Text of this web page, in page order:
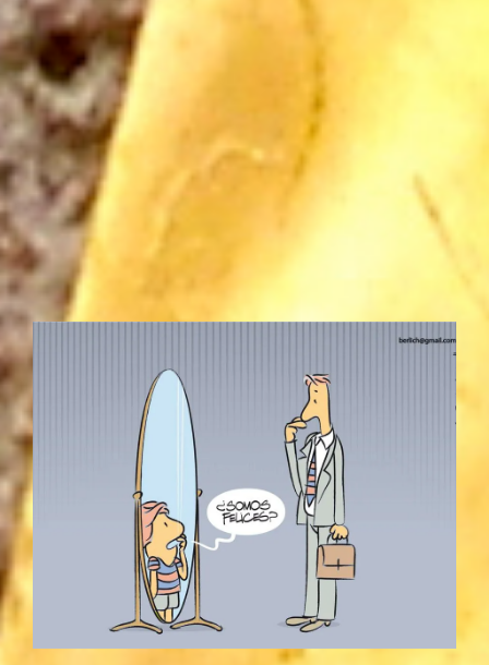
'E' de Encuentros. La necesidad de crear vínculos
afectivos sanos encuentra espacio en este
'laboratorio de vida' donde descubrir y transformar tu
manera de relacionarte y estar ante otr@s.
TERAPIA GRUPAL EN MADRID Y TOLEDO